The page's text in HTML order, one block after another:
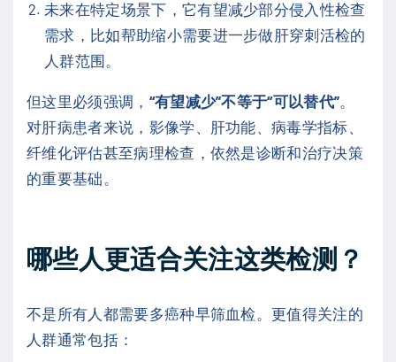
未来在特定场景下，它有望减少部分侵入性检查
需求，比如帮助缩小需要进一步做肝穿刺活检的
人群范围。
但这里必须强调， “有望减少”不等于“可以替代”
对肝病患者来说，影像学、肝功能、病毒学指标、
纤维化评估甚至病理检查，依然是诊断和治疗决策
的重要基础。
哪些人更适合关注这类检测？
不是所有人都需要多癌种早筛血检。更值得关注的
人群通常包括：